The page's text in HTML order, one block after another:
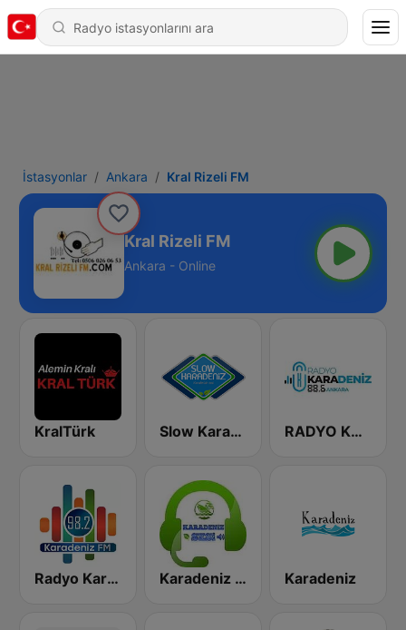
İstasyonlar Ankara Kral Rizeli FM
Kral Rizeli FM
Ankara - Online
KralTürk Slow Karadeniz FM RADYO KARADENİZ 88.6
Radyo Karadeniz 98.2 FM Karadeniz Sesi FM Karadeniz